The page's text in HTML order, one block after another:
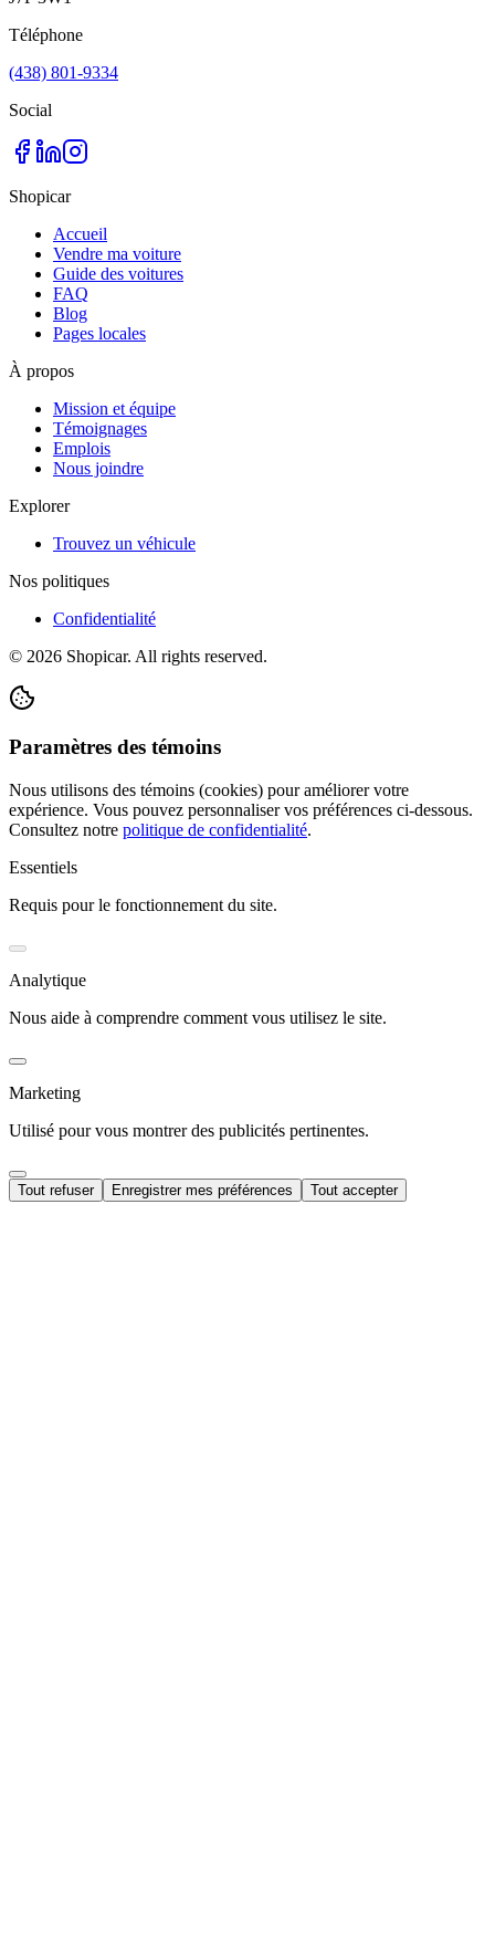
Téléphone
(438) 801-9334
Social
Shopicar
Accueil
Vendre ma voiture
Guide des voitures
FAQ
Blog
Pages locales
À propos
Mission et équipe
Témoignages
Emplois
Nous joindre
Explorer
Trouvez un véhicule
Nos politiques
Confidentialité
© 2026 Shopicar. All rights reserved.
Paramètres des témoins
Nous utilisons des témoins (cookies) pour améliorer votre
expérience. Vous pouvez personnaliser vos préférences ci-dessous.
Consultez notre politique de confidentialité.
Essentiels
Requis pour le fonctionnement du site.
Analytique
Nous aide à comprendre comment vous utilisez le site.
Marketing
Utilisé pour vous montrer des publicités pertinentes.
Tout refuser Enregistrer mes préférences Tout accepter